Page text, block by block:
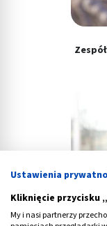
Ustawienia
Kliknięcie przycisku
My i nasi partnerzy